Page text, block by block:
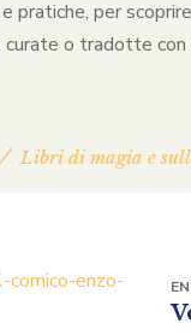
pratiche, per
o tradotte con
Libri di magia e